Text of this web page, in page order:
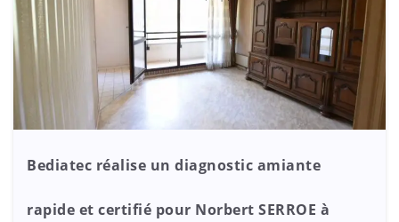
Bediatec réalise un diagnostic amiante
rapide et certifié pour Norbert SERROE à